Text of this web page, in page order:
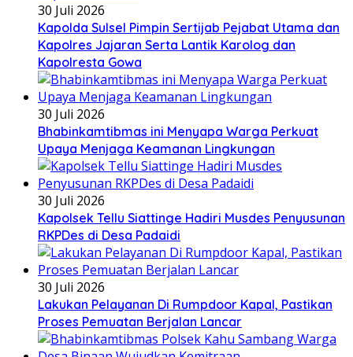
30 Juli 2026
Kapolda Sulsel Pimpin Sertijab Pejabat Utama dan
Kapolres Jajaran Serta Lantik Karolog dan
Kapolresta Gowa
30 Juli 2026
Bhabinkamtibmas ini Menyapa Warga Perkuat
Upaya Menjaga Keamanan Lingkungan
30 Juli 2026
Kapolsek Tellu Siattinge Hadiri Musdes Penyusunan
RKPDes di Desa Padaidi
30 Juli 2026
Lakukan Pelayanan Di Rumpdoor Kapal, Pastikan
Proses Pemuatan Berjalan Lancar